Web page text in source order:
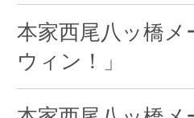
本家西尾八ッ橋
ウィン！」